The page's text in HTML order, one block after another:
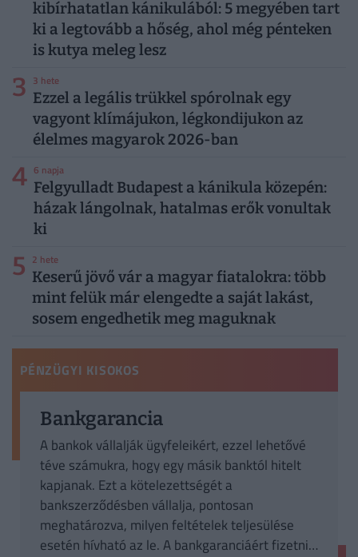
kibírhatatlan kánikulából: 5 megyében tart
ki a legtovább a hőség, ahol még pénteken
is kutya meleg lesz
3 3 hete
Ezzel a legális trükkel spórolnak egy
vagyont klímájukon, légkondijukon az
élelmes magyarok 2026-ban
4 6 napja
Felgyulladt Budapest a kánikula közepén:
házak lángolnak, hatalmas erők vonultak
ki
5 2 hete
Keserű jövő vár a magyar fiatalokra: több
mint felük már elengedte a saját lakást,
sosem engedhetik meg maguknak
PÉNZÜGYI KISOKOS
Bankgarancia
A bankok vállalják ügyfeleikért, ezzel lehetővé
téve számukra, hogy egy másik banktól hitelt
kapjanak. Ezt a kötelezettségét a
bankszerződésben vállalja, pontosan
meghatározva, milyen feltételek teljesülése
esetén hívható az le. A bankgaranciáért fizetni